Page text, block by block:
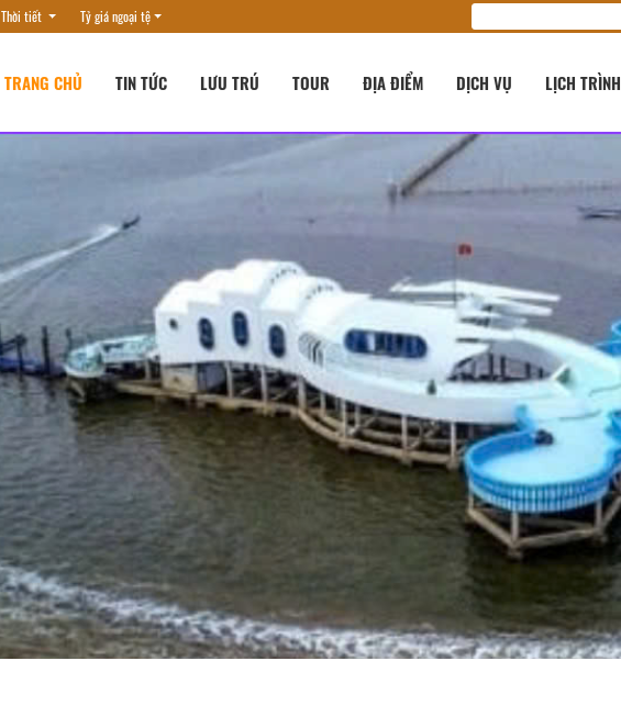
Thời tiết Tỷ giá ngoại tệ
TRANG CHỦ TIN TỨC LƯU TRÚ TOUR ĐỊA ĐIỂM DỊCH VỤ LỊCH TRÌNH